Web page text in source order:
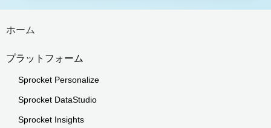
ホーム
プラットフォーム
Sprocket Personalize
Sprocket DataStudio
Sprocket Insights